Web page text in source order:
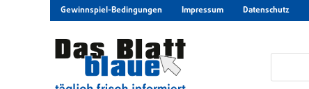
Gewinnspiel-Bedingungen Impressum Datenschutz